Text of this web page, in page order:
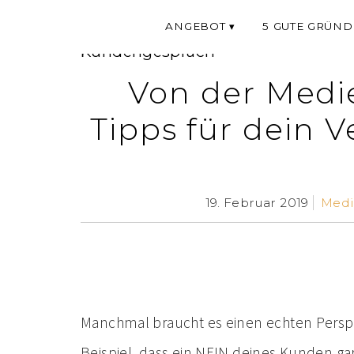
ANGEBOT 5 GUTE
Kundengespräch
Von der
Tipps für dein
19. Februar 2019
Manchmal braucht es einen echten